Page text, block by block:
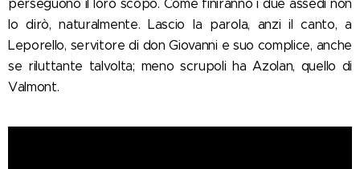
perseguono il loro scopo. Come finiranno i due assedi non
lo dirò, naturalmente. Lascio la parola, anzi il canto, a
Leporello, servitore di don Giovanni e suo complice, anche
se riluttante talvolta; meno scrupoli ha Azolan, quello di
Valmont.